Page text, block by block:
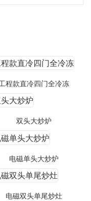
程款直冷四门全冷冻
双头大炒炉
电磁单头大炒炉
电磁双头单尾炒灶